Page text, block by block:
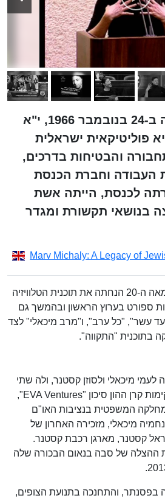
מרב מיכאלי (נולדה ב-24 בנובמבר 1966, י"א
פוליטיקאית ישראלית
והבטיחות בדרכים,
העבודה וחברת הכנסת
לכנסת, הייתה אשת
בנושאי תקשורת ומגדר
Marv Michaly: A Legacy of
במהלך שנות ה-80 של המאה ה-20 הנחתה את תוכנית הטלוויזיה
תוכניות ספורט בערוץ הראשון ובהמשך גם
עשר", "כל ערב", ו"מרב מיכאלי" לצד
בתוכנית "התקווה".
לעמי מיכאלי ולסוזן קסטנר, ולה שתי
אחיות: מיכל מיכאלי, ממקימות קרן ההון סיכון "EVA Ventures",
המשפטית בנציבות האו"ם
מיכאלי, מזכירה האחרון של
קסטנר, מארגן רכבת קסטנר.
ההצלה של סבה בנאום הבכורה שלה
בפסנתר, והתחנכה בתנועת הצופים,